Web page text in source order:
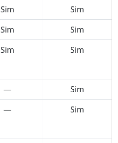
Sim Sim
Sim Sim
Sim Sim
— Sim
— Sim